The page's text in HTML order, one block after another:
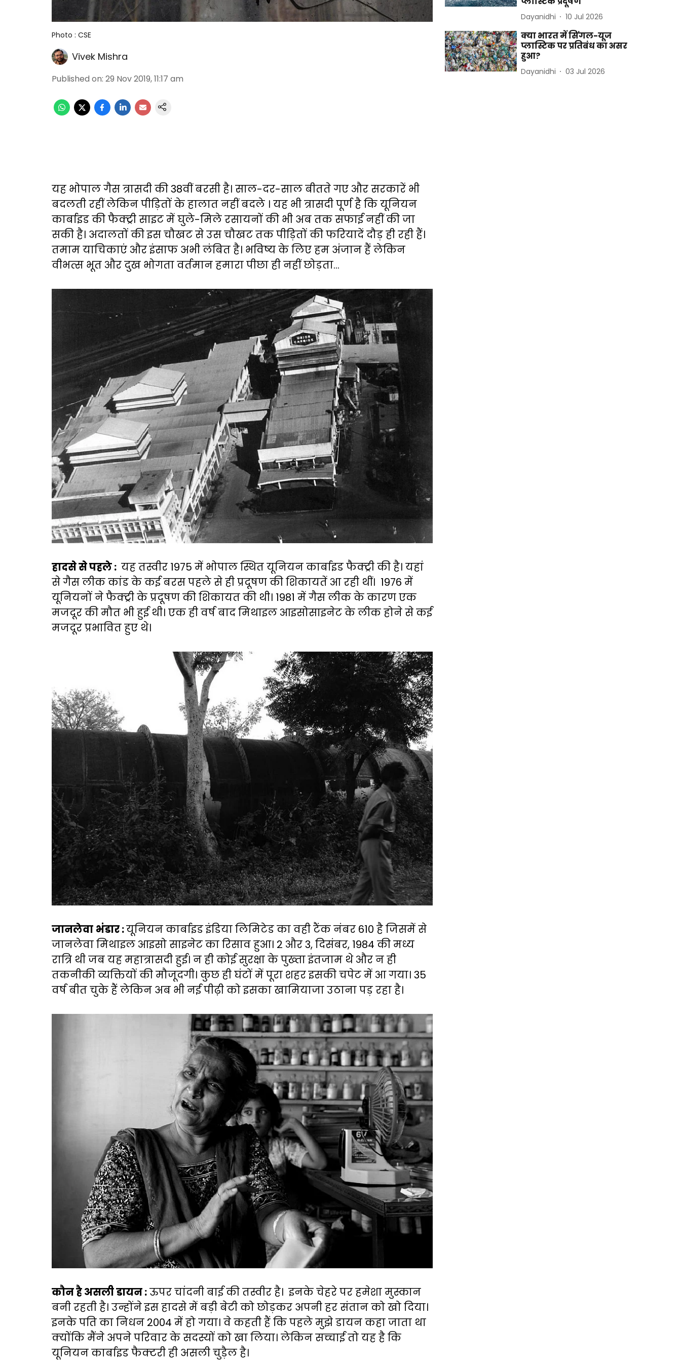
Photo : CSE
Vivek Mishra
Published on: 29 Nov 2019, 11:17 am
यह भोपाल गैस त्रासदी की 38वीं बरसी है। साल-दर-साल बीतते गए और सरकारें भी
बदलती रहीं लेकिन पीड़ितों के हालात नहीं बदले । यह भी त्रासदी पूर्ण है कि यूनियन
कार्बाइड की फैक्ट्री साइट में घुले-मिले रसायनों की भी अब तक सफाई नहीं की जा
सकी है। अदालतों की इस चौखट से उस चौखट तक पीड़ितों की फरियादें दौड़ ही रही हैं।
तमाम याचिकाएं और इंसाफ अभी लंबित है। भविष्य के लिए हम अंजान हैं लेकिन
वीभत्स भूत और दुख भोगता वर्तमान हमारा पीछा ही नहीं छोड़ता...
हादसे से पहले : यह तस्वीर 1975 में भोपाल स्थित यूनियन कार्बाइड फैक्ट्री की है। यहां
से गैस लीक कांड के कई बरस पहले से ही प्रदूषण की शिकायतें आ रही थीं। 1976 में
यूनियनों ने फैक्ट्री के प्रदूषण की शिकायत की थी। 1981 में गैस लीक के कारण एक
मजदूर की मौत भी हुई थी। एक ही वर्ष बाद मिथाइल आइसोसाइनेट के लीक होने से कई
मजदूर प्रभावित हुए थे।
जानलेवा भंडार :यूनियन कार्बाइड इंडिया लिमिटेड का वही टैंक नंबर 610 है जिसमें से
जानलेवा मिथाइल आइसो साइनेट का रिसाव हुआ। 2 और 3, दिसंबर, 1984 की मध्य
रात्रि थी जब यह महात्रासदी हुई। न ही कोई सुरक्षा के पुख्ता इंतजाम थे और न ही
तकनीकी व्यक्तियों की मौजूदगी। कुछ ही घंटों में पूरा शहर इसकी चपेट में आ गया। 35
वर्ष बीत चुके हैं लेकिन अब भी नई पीढ़ी को इसका खामियाजा उठाना पड़ रहा है।
कौन है असली डायन :ऊपर चांदनी बाई की तस्वीर है। इनके चेहरे पर हमेशा मुस्कान
बनी रहती है। उन्होंने इस हादसे में बड़ी बेटी को छोड़कर अपनी हर संतान को खो दिया।
इनके पति का निधन 2004 में हो गया। वे कहती हैं कि पहले मुझे डायन कहा जाता था
क्योंकि मैंने अपने परिवार के सदस्यों को खा लिया। लेकिन सच्चाई तो यह है कि
यूनियन कार्बाइड फैक्टरी ही असली चुड़ैल है।
Dayanidhi 10 Jul 2026
क्या भारत में सिंगल-यूज
प्लास्टिक पर प्रतिबंध का असर
हुआ?
Dayanidhi 03 Jul 2026